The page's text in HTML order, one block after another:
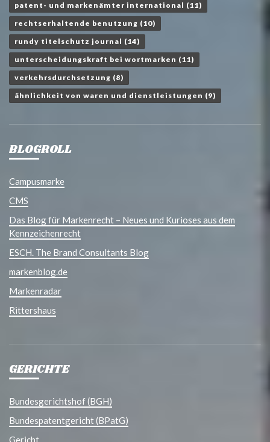
patent- und markenämter international (11)
rechtserhaltende benutzung (10)
rundy titelschutz journal (14)
unterscheidungskraft bei wortmarken (11)
verkehrsdurchsetzung (8)
ähnlichkeit von waren und dienstleistungen (9)
BLOGROLL
Campusmarke
CMS
Das Blog für Markenrecht – Neues und Kurioses aus dem
Kennzeichenrecht
ESCH. The Brand Consultants Blog
markenblog.de
Markenradar
Rittershaus
GERICHTE
Bundesgerichtshof (BGH)
Bundespatentgericht (BPatG)